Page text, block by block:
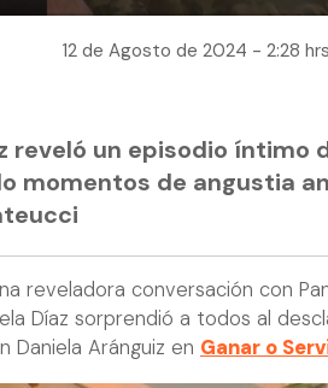
12 de Agosto de 2024 - 2:28
reveló un episodio íntimo
momentos de angustia
reveladora conversación con
Díaz sorprendió a todos al
Daniela Aránguiz en Ganar o